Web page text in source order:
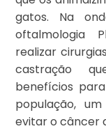
gatos. Na
oftalmologia
realizar
castração
benefícios
população,
evitar o câncer